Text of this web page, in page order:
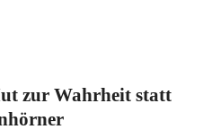
zur Wahrheit statt